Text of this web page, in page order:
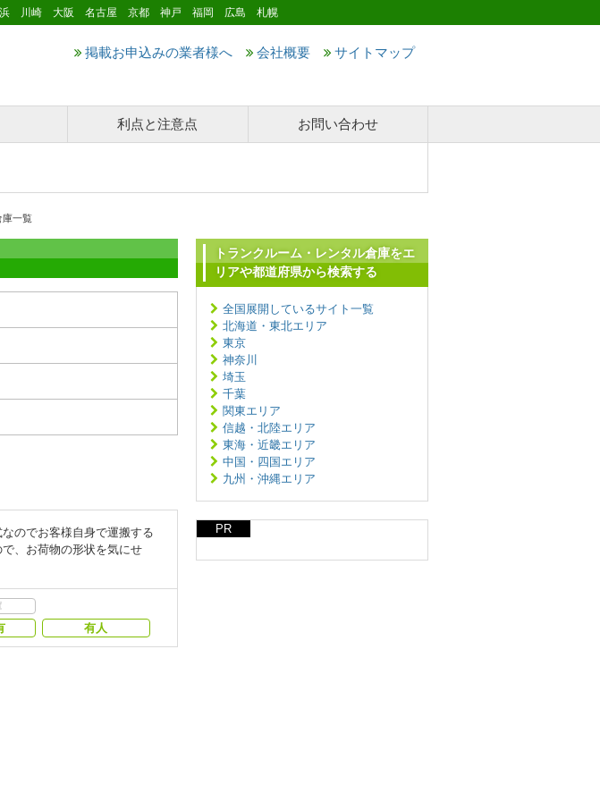
浜 川崎 大阪 名古屋 京都 神戸 福岡 広島 札幌
掲載お申込みの業者様へ 会社概要 サイトマップ
利点と注意点 お問い合わせ
庫一覧
のでお客様自身で運搬する
、お荷物の形状を気にせ
有人
トランクルーム・レンタル倉庫をエ
リアや都道府県から検索する
全国展開しているサイト一覧
北海道・東北エリア
東京
神奈川
埼玉
千葉
関東エリア
信越・北陸エリア
東海・近畿エリア
中国・四国エリア
九州・沖縄エリア
PR